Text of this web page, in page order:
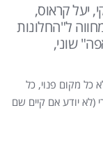
יעל קראוס,
ל"החלונות
שוני,
כל מקום פנוי, כל
(לא יודע אם קיים שם